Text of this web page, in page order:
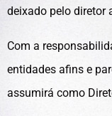
deixado pelo diretor
Com a
entidades afins e
assumirá como